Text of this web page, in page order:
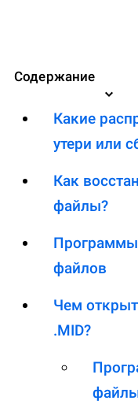
Содержание
Какие
утери или
Как
файлы?
Программы
файлов
Чем
.MID?